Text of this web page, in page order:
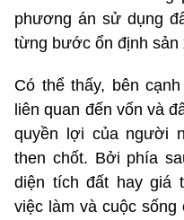
phương án sử dụng
từng bước ổn định sản
Có thể thấy, bên
liên quan đến vốn và
quyền lợi của người
then chốt. Bởi phía
diện tích đất hay giá
việc làm và cuộc